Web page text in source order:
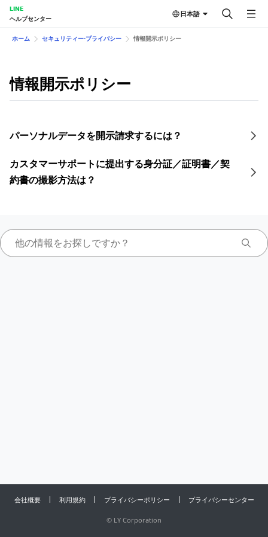
LINE
ヘルプセンター
日本語
ホーム セキュリティー⋅プライバシー 情報開示ポリシー
情報開示ポリシー
パーソナルデータを開示請求するには？
カスタマーサポートに提出する身分証／証明書／契
約書の撮影方法は？
会社概要 利用規約 プライバシーポリシー プライバシーセンター
© LY Corporation